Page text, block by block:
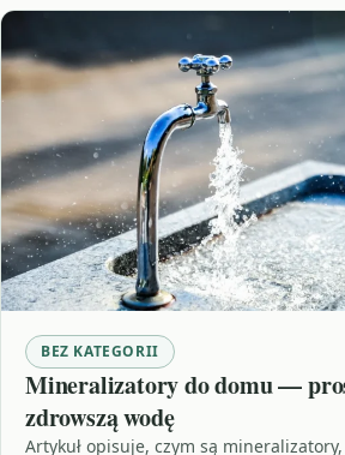
BEZ KATEGORII
Mineralizatory do domu —
zdrowszą wodę
Artykuł opisuje, czym są